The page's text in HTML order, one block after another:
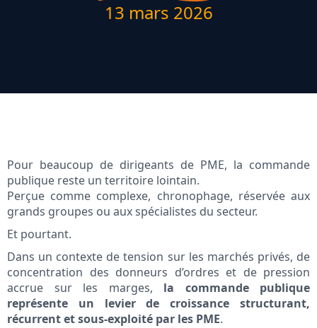
13 mars 2026
Pour beaucoup de dirigeants de PME, la commande
publique reste un territoire lointain.
Perçue comme complexe, chronophage, réservée aux
grands groupes ou aux spécialistes du secteur.
Et pourtant.
Dans un contexte de tension sur les marchés privés, de
concentration des donneurs d’ordres et de pression
accrue sur les marges, la commande publique
représente un levier de croissance structurant,
récurrent et sous-exploité par les PME.